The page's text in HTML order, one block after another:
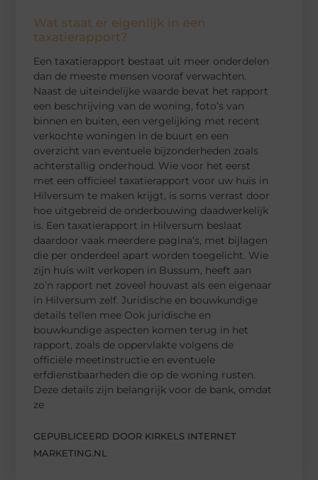
Wat staat er eigenlijk in een
taxatierapport?
Een taxatierapport bestaat uit meer onderdelen
dan de meeste mensen vooraf verwachten.
Naast de uiteindelijke waarde bevat het rapport
een beschrijving van de woning, foto’s van
binnen en buiten, een vergelijking met recent
verkochte woningen in de buurt en een
overzicht van eventuele bijzonderheden zoals
achterstallig onderhoud. Wie voor het eerst
met een officieel taxatierapport voor uw huis in
Hilversum te maken krijgt, is soms verrast door
hoe uitgebreid de onderbouwing daadwerkelijk
is. Een taxatierapport in Hilversum beslaat
daardoor vaak meerdere pagina’s, met bijlagen
die per onderdeel apart worden toegelicht. Wie
zijn huis wilt verkopen in Bussum, heeft aan
zo’n rapport net zoveel houvast als een eigenaar
in Hilversum zelf. Juridische en bouwkundige
details tellen mee Ook juridische en
bouwkundige aspecten komen terug in het
rapport, zoals de oppervlakte volgens de
officiële meetinstructie en eventuele
erfdienstbaarheden die op de woning rusten.
Deze details zijn belangrijk voor de bank, omdat
ze
GEPUBLICEERD DOOR KIRKELS INTERNET
MARKETING.NL